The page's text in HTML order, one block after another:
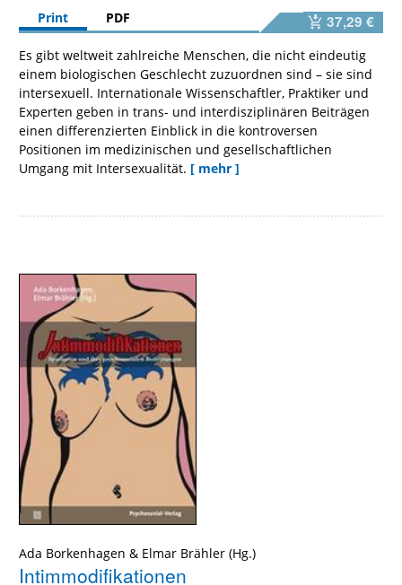
Print
PDF 37,29 €
Es gibt weltweit zahlreiche Menschen, die nicht eindeutig
einem biologischen Geschlecht zuzuordnen sind – sie sind
intersexuell. Internationale Wissenschaftler, Praktiker und
Experten geben in trans- und interdisziplinären Beiträgen
einen differenzierten Einblick in die kontroversen
Positionen im medizinischen und gesellschaftlichen
Umgang mit Intersexualität. [ mehr ]
Ada Borkenhagen & Elmar Brähler
Intimmodifikationen